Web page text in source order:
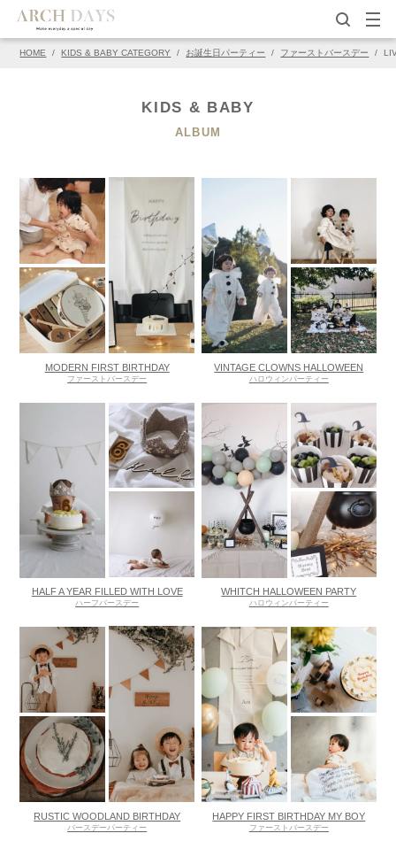
HOME / KIDS & BABY CATEGORY / お誕生日パーティー / ファーストバースデー /
KIDS & BABY
ALBUM
MODERN FIRST BIRTHDAY
ファーストバースデー
VINTAGE CLOWNS HALLOWEEN
ハロウィンパーティー
HALF A YEAR FILLED WITH LOVE
ハーフバースデー
WHITCH HALLOWEEN PARTY
ハロウィンパーティー
RUSTIC WOODLAND BIRTHDAY
バースデーパーティー
HAPPY FIRST BIRTHDAY MY BOY
ファーストバースデー